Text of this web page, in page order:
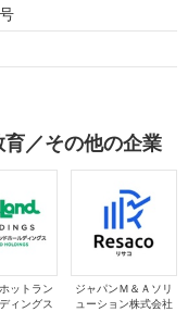
／その他の企業
ットラン
ィングス
ジャパンＭ＆Ａソリ
ューション株式会社